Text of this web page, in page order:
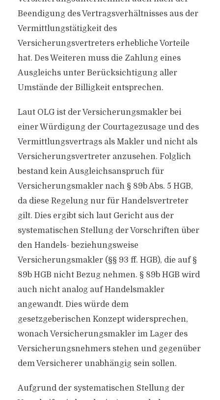
Beendigung des Vertragsverhältnisses aus der
Vermittlungstätigkeit des
Versicherungsvertreters erhebliche Vorteile
hat. Des Weiteren muss die Zahlung eines
Ausgleichs unter Berücksichtigung aller
Umstände der Billigkeit entsprechen.
Laut OLG ist der Versicherungsmakler bei
einer Würdigung der Courtagezusage und des
Vermittlungsvertrags als Makler und nicht als
Versicherungsvertreter anzusehen. Folglich
bestand kein Ausgleichsanspruch für
Versicherungsmakler nach § 89b Abs. 5 HGB,
da diese Regelung nur für Handelsvertreter
gilt. Dies ergibt sich laut Gericht aus der
systematischen Stellung der Vorschriften über
den Handels- beziehungsweise
Versicherungsmakler (§§ 93 ff. HGB), die auf §
89b HGB nicht Bezug nehmen. § 89b HGB wird
auch nicht analog auf Handelsmakler
angewandt. Dies würde dem
gesetzgeberischen Konzept widersprechen,
wonach Versicherungsmakler im Lager des
Versicherungsnehmers stehen und gegenüber
dem Versicherer unabhängig sein sollen.
Aufgrund der systematischen Stellung der